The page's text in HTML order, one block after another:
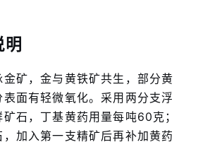
矿，金与黄铁矿共生，部分黄
面有轻微氧化。采用两分支浮
石，丁基黄药用量每吨60克；
加入第一支精矿后再补加黄药